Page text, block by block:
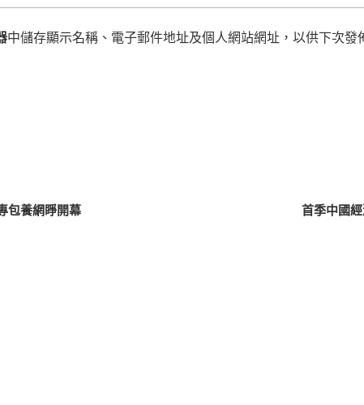
中儲存顯示名稱、電子郵件地址及個人網站網址，以供下次發
包養網睜開幕
首季中國